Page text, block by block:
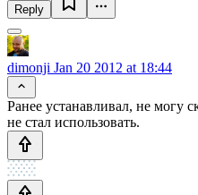
Reply
dimonji Jan 20 2012 at 18:44
Ранее устанавливал, не могу
не стал использовать.